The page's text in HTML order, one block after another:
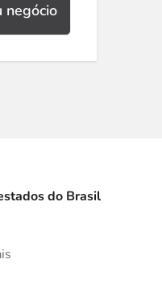
negócio
do Brasil